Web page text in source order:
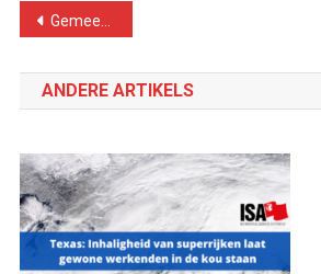
Bericht
navigatie
Gemeenteraadsverkiezingen: brutalisme op rechts
ANDERE ARTIKELS